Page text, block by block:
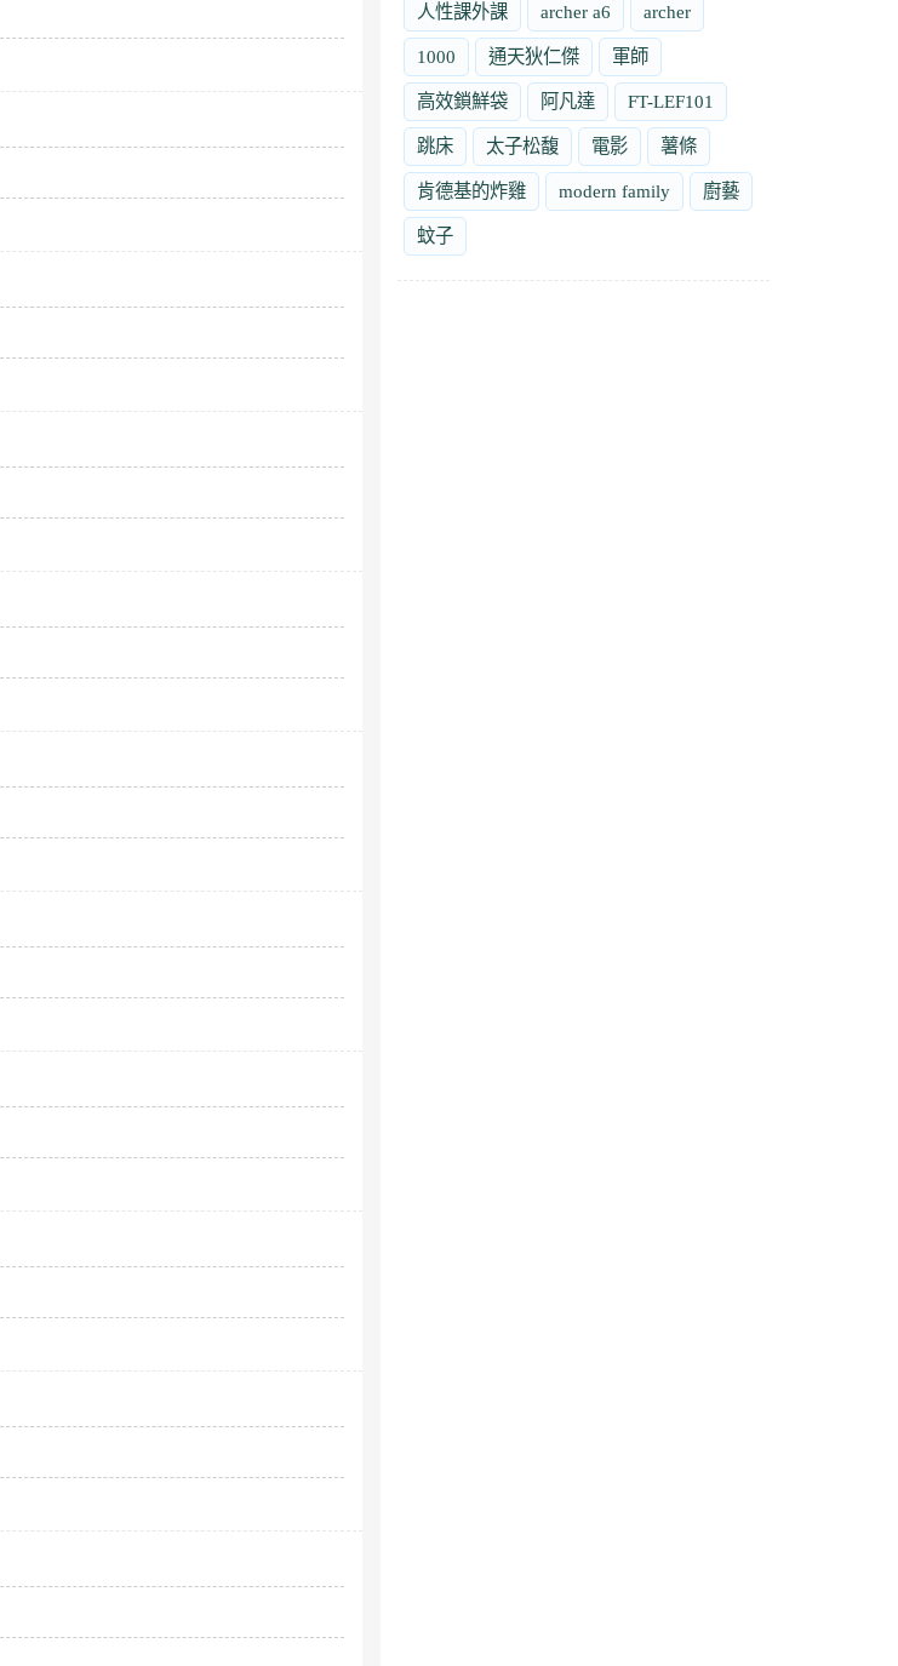
人性課外課 archer a6 archer
1000 通天狄仁傑 軍師
高效鎖鮮袋 阿凡達 FT-LEF101
跳床 太子松馥 電影 薯條
肯德基的炸雞 modern family 廚藝
蚊子